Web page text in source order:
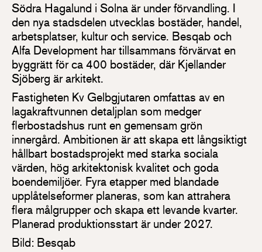
Södra Hagalund i Solna är under förvandling. I
den nya stadsdelen utvecklas bostäder, handel,
arbetsplatser, kultur och service. Besqab och
Alfa Development har tillsammans förvärvat en
byggrätt för ca 400 bostäder, där Kjellander
Sjöberg är arkitekt.
Fastigheten Kv Gelbgjutaren omfattas av en
lagakraftvunnen detaljplan som medger
flerbostads­hus runt en gemensam grön
innergård. Ambitionen är att skapa ett långsiktigt
hållbart bostads­projekt med starka sociala
värden, hög arkitektonisk kvalitet och goda
boendemiljöer. Fyra etapper med blandade
upplåtelseformer planeras, som kan attrahera
flera målgrupper och skapa ett levande kvarter.
Planerad produktionsstart är under 2027.
Bild: Besqab